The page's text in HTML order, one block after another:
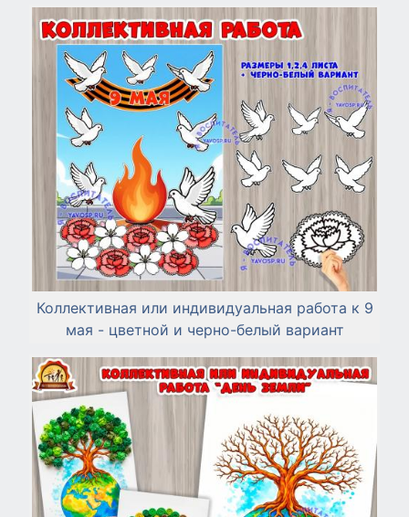
Коллективная или индивидуальная работа к 9
мая - цветной и черно-белый вариант